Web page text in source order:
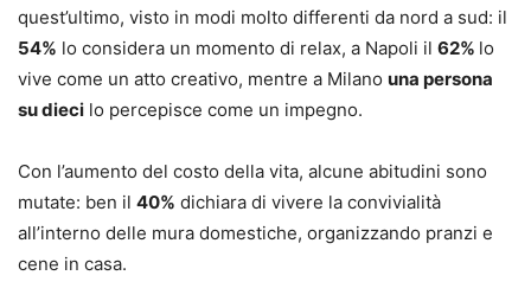
quest’ultimo, visto in modi molto differenti da nord a sud: il
54% lo considera un momento di relax, a Napoli il 62% lo
vive come un atto creativo, mentre a Milano una persona
su dieci lo percepisce come un impegno.
Con l’aumento del costo della vita, alcune abitudini sono
mutate: ben il 40% dichiara di vivere la convivialità
all’interno delle mura domestiche, organizzando pranzi e
cene in casa.